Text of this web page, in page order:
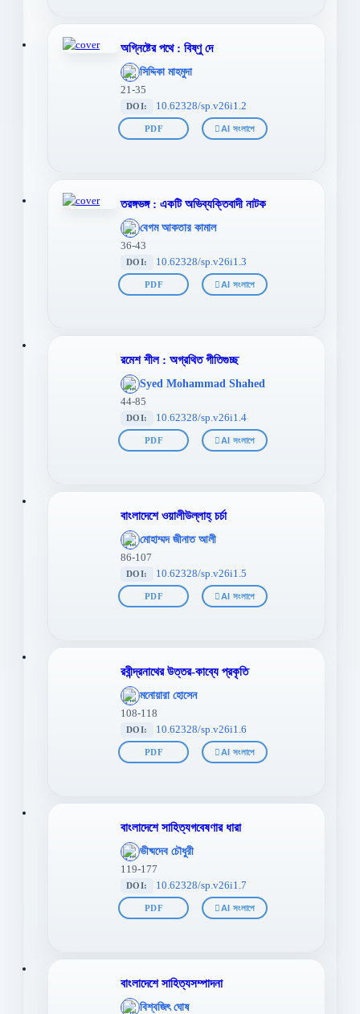
অগ্নিষ্টের পথে : বিষ্ণু দে
';
};">
সিদ্দিকা মাহমুদা
21-35
DOI: 10.62328/sp.v26i1.2
PDF AI সংলাপে
তরঙ্গভঙ্গ : একটি অভিব্যক্তিবাদী নাটক
';
};">
বেগম আকতার কামাল
36-43
DOI: 10.62328/sp.v26i1.3
PDF AI সংলাপে
রমেশ শীল : অগ্রথিত গীতিগুচ্ছ
';
};">
Syed Mohammad Shahed
44-85
DOI: 10.62328/sp.v26i1.4
PDF AI সংলাপে
বাংলাদেশে ওয়ালীউল্লাহ্‌ চৰ্চা
';
};">
মোহাম্মদ জীনাত আলী
86-107
DOI: 10.62328/sp.v26i1.5
PDF AI সংলাপে
রবীন্দ্রনাথের উত্তর-কাব্যে প্রকৃতি
';
};">
মনোয়ারা হোসেন
108-118
DOI: 10.62328/sp.v26i1.6
PDF AI সংলাপে
বাংলাদেশে সাহিত্যগবেষণার ধারা
';
};">
ভীষ্মদেব চৌধুরী
119-177
DOI: 10.62328/sp.v26i1.7
PDF AI সংলাপে
বাংলাদেশে সাহিত্যসম্পাদনা
';
বিশ্বজিৎ ঘোষ